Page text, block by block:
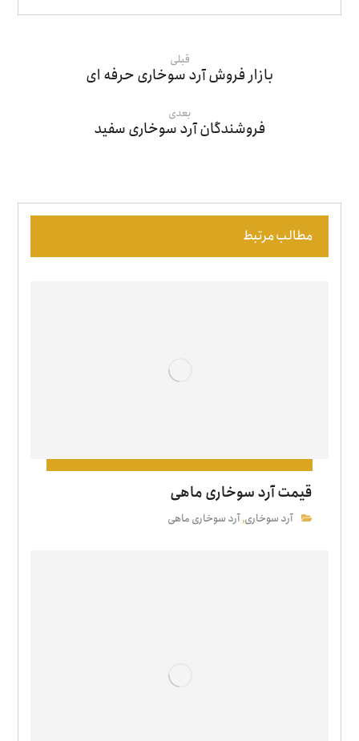
قبلی
بازار فروش آرد سوخاری حرفه ای
بعدی
فروشندگان آرد سوخاری سفید
مطالب مرتبط
قیمت آرد سوخاری ماهی
آرد سوخاری,آرد سوخاری ماهی